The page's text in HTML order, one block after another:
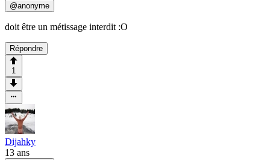
@anonyme
doit être un métissage interdit :O
Répondre
1
Dijahky
13 ans